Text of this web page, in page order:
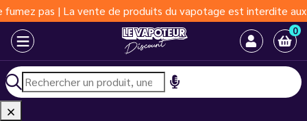
| La vente de produits du vapotage est interdite aux
0